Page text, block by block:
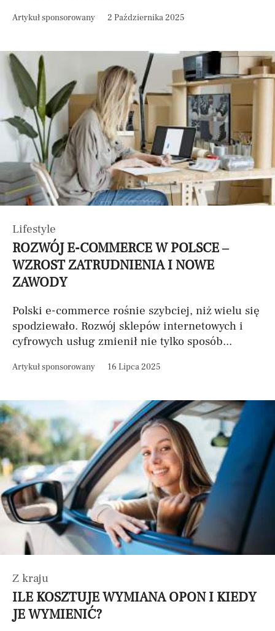
Artykuł sponsorowany 2 Października 2025
Lifestyle
ROZWÓJ E-COMMERCE W POLSCE –
WZROST ZATRUDNIENIA I NOWE
ZAWODY
Polski e-commerce rośnie szybciej, niż wielu się
spodziewało. Rozwój sklepów internetowych i
cyfrowych usług zmienił nie tylko sposób...
Artykuł sponsorowany 16 Lipca 2025
Z kraju
ILE KOSZTUJE WYMIANA OPON I KIEDY
JE WYMIENIĆ?